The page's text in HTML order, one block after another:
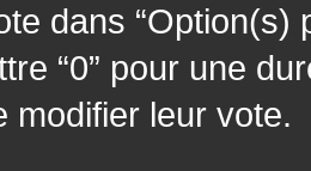
dans “Option(s)
“0” pour une
modifier leur vote.